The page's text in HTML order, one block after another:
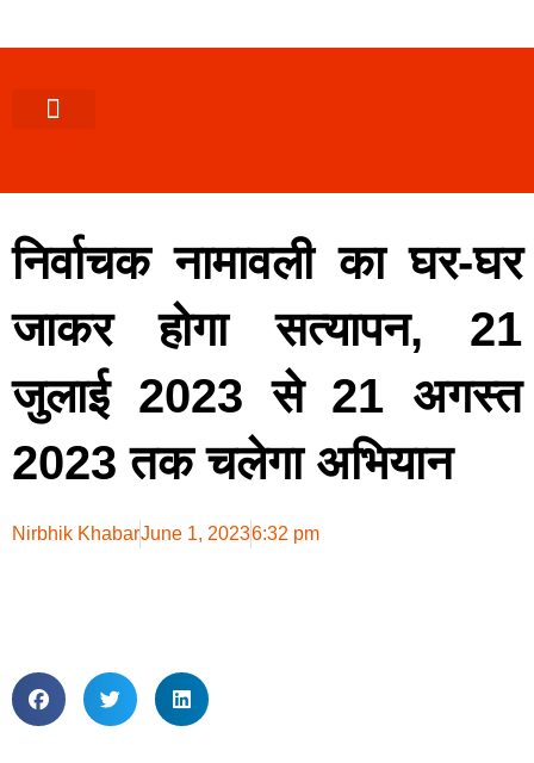
निर्वाचक नामावली का घर-घर
जाकर होगा सत्यापन, 21
जुलाई 2023 से 21 अगस्त
2023 तक चलेगा अभियान
Nirbhik KhabarJune 1, 20236:32 pm